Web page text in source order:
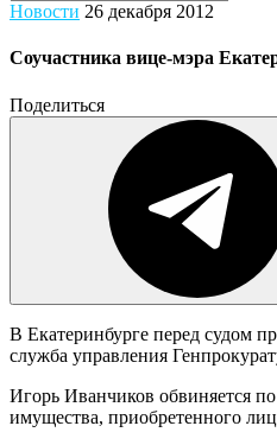
Новости 26 декабря 2012
Соучастника вице-мэра
Поделиться
В Екатеринбурге перед судом
служба управления
Игорь Иванчиков обвиняется
имущества, приобретенного